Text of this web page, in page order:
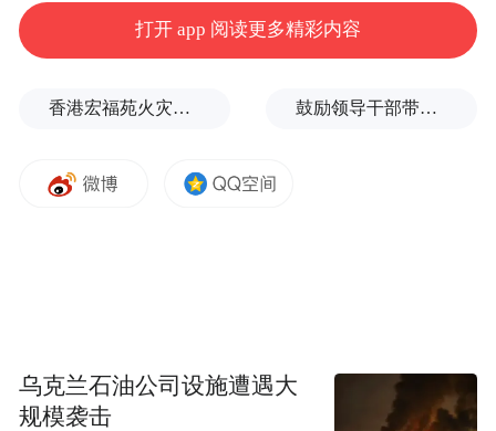
通过一系列具体的创新实践案例，生动展示
了如何将“八个坚持”原则切实转化为赋能实
党建引领发挥制度优势，数据赋能精准化解
打开 app 阅读更多精彩内容
香港宏福苑火灾跨部门调查最终报告：大火或由烟头引起 鼓励领导干部带头休假之后又撤回文件，到底什么意思嘛？
乌克兰石油公司设施遭遇大
规模袭击